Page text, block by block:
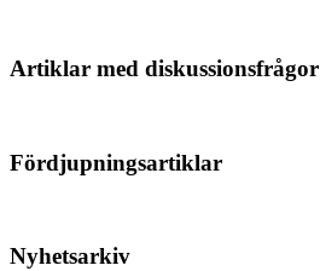
Artiklar med diskussionsfrågor
Fördjupningsartiklar
Nyhetsarkiv